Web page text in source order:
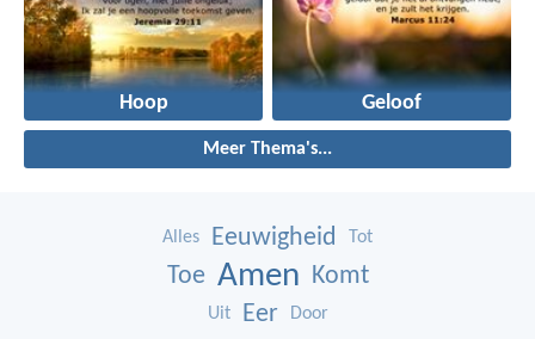
Hoop Geloof
Meer Thema's...
Alles Eeuwigheid Tot
Toe Amen Komt
Uit Eer Door